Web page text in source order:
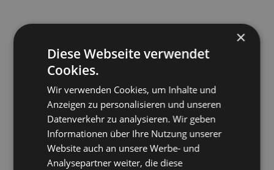
×
Diese Webseite verwendet
Cookies.
Wir verwenden Cookies, um Inhalte und
Anzeigen zu personalisieren und unseren
Datenverkehr zu analysieren. Wir geben
Informationen über Ihre Nutzung unserer
Website auch an unsere Werbe- und
Analysepartner weiter, die diese